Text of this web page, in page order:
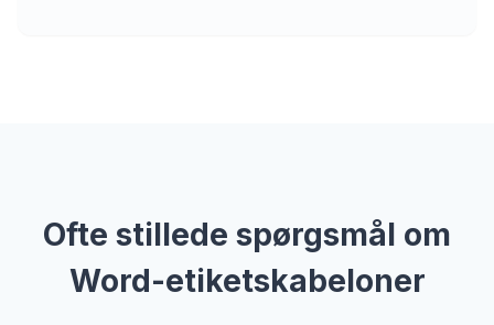
Ofte stillede spørgsmål om
Word-etiketskabeloner